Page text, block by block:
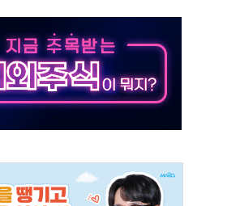
보 협력 구도
리·입법 지연 '삼중 부담'